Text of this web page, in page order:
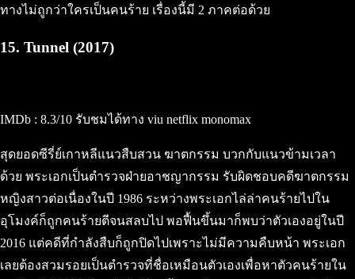
ทางไม่ถูกว่าใครเป็นคนร้าย เรื่องนี้มี 2 ภาคต่อด้วย
15. Tunnel (2017)
IMDb : 8.3/10 รับชมได้ทาง viu netflix monomax
สุดยอดซีรี่ย์เกาหลีแนวสืบสวน ฆาตกรรม บวกกับแนวข้ามเวลา
ด้วย พระเอกเป็นตำรวจฝ่ายอาชญากรรม รับผิดชอบคดีฆาตกรรม
หญิงสาวต่อเนื่องในปี 1986 ระหว่างพระเอกไล่ล่าคนร้ายไปใน
อุโมงค์ก็ถูกคนร้ายตีจนสลบไป พอฟื้นขึ้นมาก็พบว่าตัวเองอยู่ในปี
2016 แต่คดีที่กำลังสืบก็ถูกปิดไปเพราะไม่มีความคืบหน้า พระเอก
เลยต้องสวมรอยเป็นตำรวจที่ชื่อเหมือนตัวเองเพื่อหาตัวคนร้ายใน